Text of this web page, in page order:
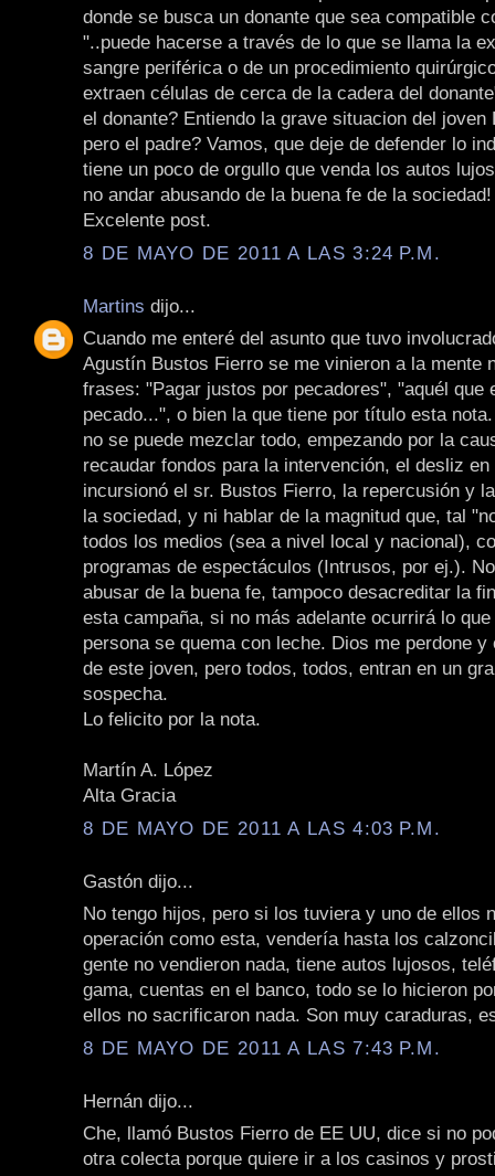
donde se busca un donante que sea compatible
"..puede hacerse a través de lo que se llama la
sangre periférica o de un procedimiento
extraen células de cerca de la cadera del
el donante? Entiendo la grave situacion del joven
pero el padre? Vamos, que deje de defender lo
tiene un poco de orgullo que venda los autos
no andar abusando de la buena fe de la sociedad!
Excelente post.
8 DE MAYO DE 2011 A LAS 3:24 P.M.
Martins dijo...
Cuando me enteré del asunto que tuvo
Agustín Bustos Fierro se me vinieron a la mente
frases: "Pagar justos por pecadores", "aquél que
pecado...", o bien la que tiene por título esta
no se puede mezclar todo, empezando por la
recaudar fondos para la intervención, el desliz en
incursionó el sr. Bustos Fierro, la repercusión y
la sociedad, y ni hablar de la magnitud que, tal
todos los medios (sea a nivel local y nacional),
programas de espectáculos (Intrusos, por ej.).
abusar de la buena fe, tampoco desacreditar la
esta campaña, si no más adelante ocurrirá lo que
persona se quema con leche. Dios me perdone y
de este joven, pero todos, todos, entran en un
sospecha.
Lo felicito por la nota.
Martín A. López
Alta Gracia
8 DE MAYO DE 2011 A LAS 4:03 P.M.
Gastón dijo...
No tengo hijos, pero si los tuviera y uno de ellos
operación como esta, vendería hasta los
gente no vendieron nada, tiene autos lujosos,
gama, cuentas en el banco, todo se lo hicieron
ellos no sacrificaron nada. Son muy caraduras,
8 DE MAYO DE 2011 A LAS 7:43 P.M.
Hernán dijo...
Che, llamó Bustos Fierro de EE UU, dice si no
otra colecta porque quiere ir a los casinos y